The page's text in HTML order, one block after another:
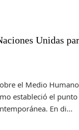
Unidas
el Medio Humano
estableció el
En di...